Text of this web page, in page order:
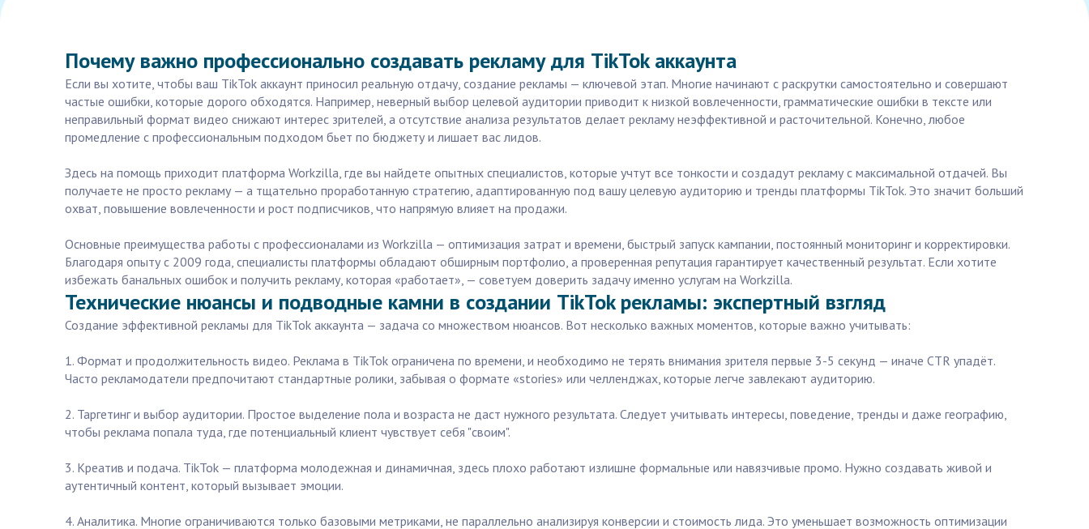
Почему важно профессионально создавать рекламу для TikTok аккаунта
Если вы хотите, чтобы ваш TikTok аккаунт приносил реальную отдачу, создание рекламы — ключевой этап. Многие начинают с раскрутки самостоятельно и совершают
частые ошибки, которые дорого обходятся. Например, неверный выбор целевой аудитории приводит к низкой вовлеченности, грамматические ошибки в тексте или
неправильный формат видео снижают интерес зрителей, а отсутствие анализа результатов делает рекламу неэффективной и расточительной. Конечно, любое
промедление с профессиональным подходом бьет по бюджету и лишает вас лидов.
Здесь на помощь приходит платформа Workzilla, где вы найдете опытных специалистов, которые учтут все тонкости и создадут рекламу с максимальной отдачей. Вы
получаете не просто рекламу — а тщательно проработанную стратегию, адаптированную под вашу целевую аудиторию и тренды платформы TikTok. Это значит больший
охват, повышение вовлеченности и рост подписчиков, что напрямую влияет на продажи.
Основные преимущества работы с профессионалами из Workzilla — оптимизация затрат и времени, быстрый запуск кампании, постоянный мониторинг и корректировки.
Благодаря опыту с 2009 года, специалисты платформы обладают обширным портфолио, а проверенная репутация гарантирует качественный результат. Если хотите
избежать банальных ошибок и получить рекламу, которая «работает», — советуем доверить задачу именно услугам на Workzilla.
Технические нюансы и подводные камни в создании TikTok рекламы: экспертный взгляд
Создание эффективной рекламы для TikTok аккаунта — задача со множеством нюансов. Вот несколько важных моментов, которые важно учитывать:
1. Формат и продолжительность видео. Реклама в TikTok ограничена по времени, и необходимо не терять внимания зрителя первые 3-5 секунд — иначе CTR упадёт.
Часто рекламодатели предпочитают стандартные ролики, забывая о формате «stories» или челленджах, которые легче завлекают аудиторию.
2. Таргетинг и выбор аудитории. Простое выделение пола и возраста не даст нужного результата. Следует учитывать интересы, поведение, тренды и даже географию,
чтобы реклама попала туда, где потенциальный клиент чувствует себя "своим".
3. Креатив и подача. TikTok — платформа молодежная и динамичная, здесь плохо работают излишне формальные или навязчивые промо. Нужно создавать живой и
аутентичный контент, который вызывает эмоции.
4. Аналитика. Многие ограничиваются только базовыми метриками, не параллельно анализируя конверсии и стоимость лида. Это уменьшает возможность оптимизации